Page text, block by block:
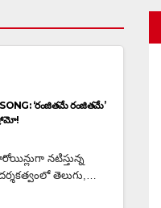
‘రంజితమే రంజితమే’
నటిస్తున్న
తెలుగు,…